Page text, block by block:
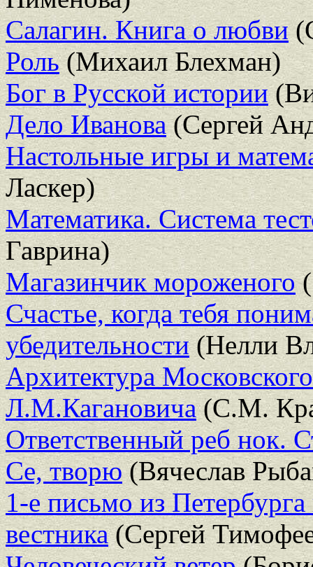
Салагин. Книга о любви
Роль(Михаил Блехман)
Бог в Русской истории
Дело Иванова(Сергей
Настольные игры и
Ласкер)
Математика. Система
Гаврина)
Магазинчик мороженого
Счастье, когда тебя
убедительности(Нелли
Архитектура
Л.М.Кагановича(С.М.
Ответственный реб нок.
Се, творю(Вячеслав
1-е письмо из
вестника(Сергей